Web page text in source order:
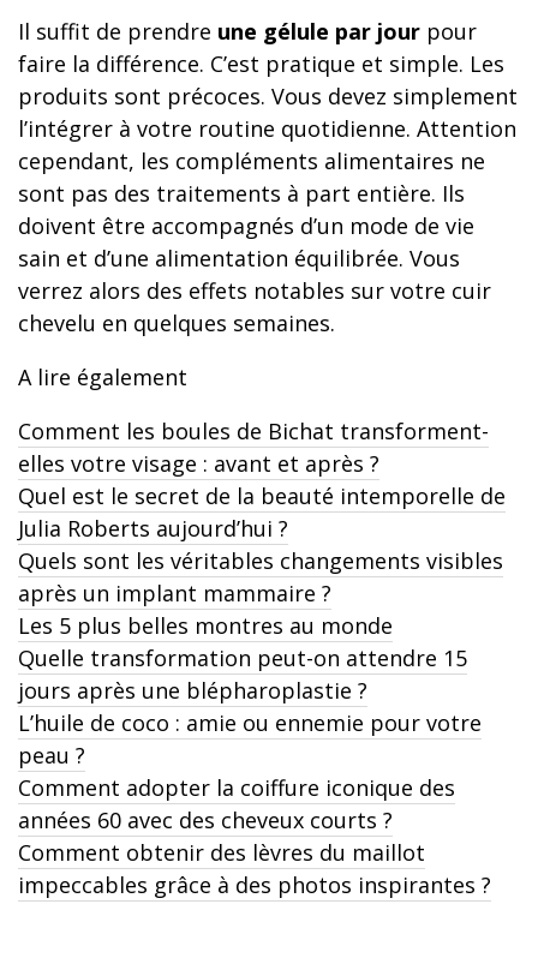
Il suffit de prendre une gélule par jour pour
faire la différence. C’est pratique et simple. Les
produits sont précoces. Vous devez simplement
l’intégrer à votre routine quotidienne. Attention
cependant, les compléments alimentaires ne
sont pas des traitements à part entière. Ils
doivent être accompagnés d’un mode de vie
sain et d’une alimentation équilibrée. Vous
verrez alors des effets notables sur votre cuir
chevelu en quelques semaines.
A lire également
Comment les boules de Bichat transforment-
elles votre visage : avant et après ?
Quel est le secret de la beauté intemporelle de
Julia Roberts aujourd’hui ?
Quels sont les véritables changements visibles
après un implant mammaire ?
Les 5 plus belles montres au monde
Quelle transformation peut-on attendre 15
jours après une blépharoplastie ?
L’huile de coco : amie ou ennemie pour votre
peau ?
Comment adopter la coiffure iconique des
années 60 avec des cheveux courts ?
Comment obtenir des lèvres du maillot
impeccables grâce à des photos inspirantes ?